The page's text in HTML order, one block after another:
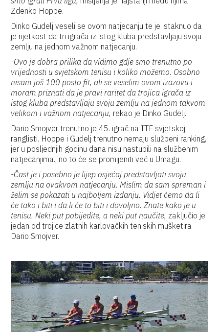
Zdenko Hoppe.
Dinko Gudelj veseli se ovom natjecanju te je istaknuo da
je rijetkost da tri igrača iz istog kluba predstavljaju svoju
zemlju na jednom važnom natjecanju.
-Ovo je dobra prilika da vidimo gdje smo trenutno po
vrijednosti u svjetskom tenisu i koliko možemo. Osobno
nisam još 100 posto fit, ali se veselim ovom izazovu i
moram priznati da je pravi raritet da trojica igrača iz
istog kluba predstavljaju svoju zemlju na jednom takvom
velikom i važnom natjecanju, rekao je Dinko Gudelj.
Dario Smojver trenutno je 45. igrač na ITF svjetskoj
ranglisti. Hoppe i Gudelj trenutno nemaju službeni ranking,
jer u posljednjih godinu dana nisu nastupili na službenim
natjecanjima., no to će se promijeniti već u Umagu.
-Čast je i posebno je lijep osjećaj predstavljati svoju
zemlju na ovakvom natjecanju. Mislim da sam spreman i
želim se pokazati u najboljem izdanju. Vidjet ćemo da li
će tako i biti i da li će to biti i dovoljno. Znate kako je u
tenisu. Neki put pobijedite, a neki put naučite, zaključio je
jedan od trojice zlatnih karlovačkih teniskih mušketira
Dario Smojver.